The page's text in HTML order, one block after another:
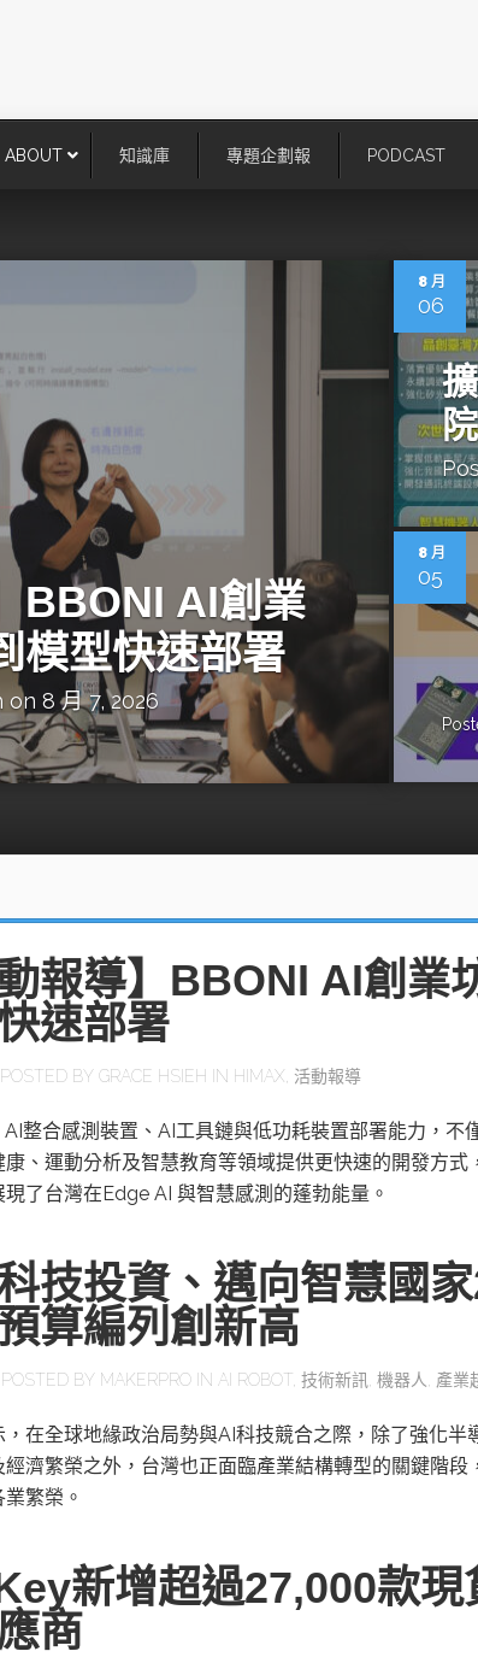
英特爾技術驅動醫療外骨骼解決方案
【活動
人應用
器人的
時代半導體關鍵技
Micro專屬控
元收購Synaptics布局邊緣智慧平
TensorFlow vs. PyTorch：AI框架
ABOUT 知識庫 專題企劃報 PODCAST
BBONI AI創業
模型快速部署
on 8 月 7, 2026
8 月
06
8 月
05
動報導】BBONI AI創業
速部署
POSTED BY GRACE HSIEH IN HIMAX 活動報導
整合感測裝置、AI工具鏈與低功耗裝置部署能力，不
、運動分析及智慧教育等領域提供更快速的開發方式
了台灣在Edge AI 與智慧感測的蓬勃能量。
技投資、邁向智慧國
算編列創新高
POSTED BY MAKERPRO IN AI ROBOT 技術新訊 機器人 產業
，在全球地緣政治局勢與AI科技競合之際，除了強化半
經濟繁榮之外，台灣也正面臨產業結構轉型的關鍵階段
繁榮。
新增超過27,000款現
商